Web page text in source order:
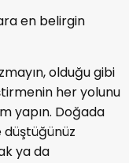
en belirgin
olduğu gibi
her yolunu
yapın. Doğada
düştüğünüz
ya da